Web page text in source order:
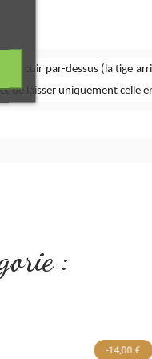
de cuir par-dessus (la tige
de laisser uniquement celle
:
-14,00 €